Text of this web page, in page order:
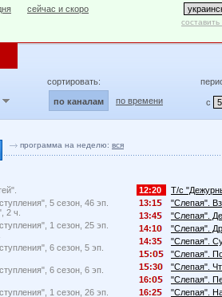
сейчас и скоро
сортировать:
по каналам по времени с
программа на неделю: вся
5 сезон, 46 эп.
2 ч.
1 сезон, 25 эп.
6 сезон, 5 эп.
6 сезон, 6 эп.
1 сезон, 26 эп.
12:20
Т/с
13:1
"Слепая".
13:4
"Слепая".
14:1
"Слепая".
14:3
"Слепая".
1
:
"Слепая".
1
:3
"Слепая".
16:
"Слепая".
16:2
"Слепая".